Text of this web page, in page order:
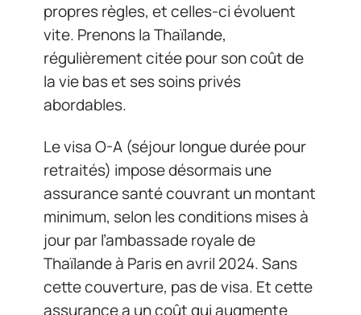
propres règles, et celles-ci évoluent
vite. Prenons la Thaïlande,
régulièrement citée pour son coût de
la vie bas et ses soins privés
abordables.
Le visa O-A (séjour longue durée pour
retraités) impose désormais une
assurance santé couvrant un montant
minimum, selon les conditions mises à
jour par l’ambassade royale de
Thaïlande à Paris en avril 2024. Sans
cette couverture, pas de visa. Et cette
assurance a un coût qui augmente